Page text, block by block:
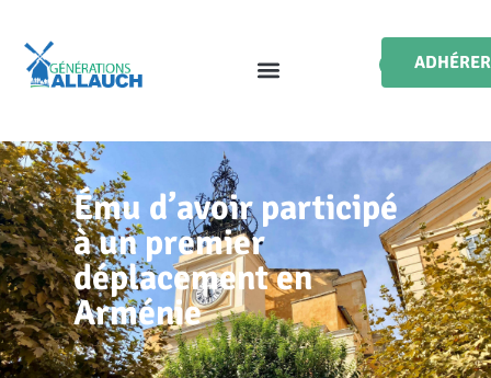
ADHÉRER
Ému d’avoir participé
à un premier
déplacement en
Arménie